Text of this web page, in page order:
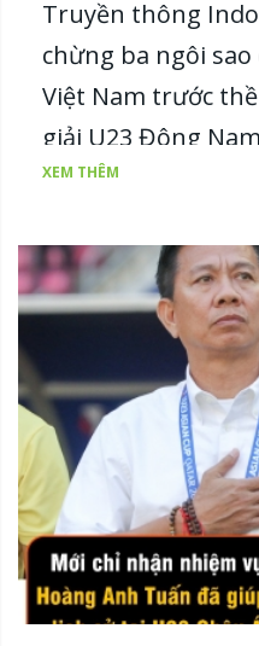
Truyền thông
chừng ba ngôi
Việt Nam trước
giải U23 Đông
XEM THÊM